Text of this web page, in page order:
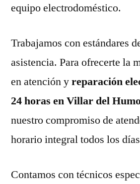
equipo electrodoméstico.
Trabajamos con estándares
asistencia. Para ofrecerte la
en atención yreparación
24 horas en Villar del
nuestro compromiso de
horario integral todos los
Contamos con técnicos